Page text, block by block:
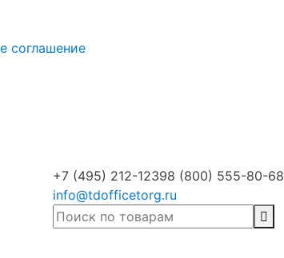
соглашение
+7 (495) 212-12398 (800) 555-80-68
info@tdofficetorg.ru